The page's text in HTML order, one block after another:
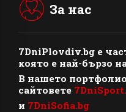
За нас
7DniPlovdiv.bg e
която е най-бързо
В нашето
сайтовете
и 7DniSofia.bg